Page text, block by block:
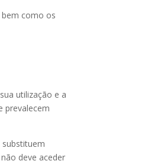
bem como os
utilização e a
prevalecem
deve aceder